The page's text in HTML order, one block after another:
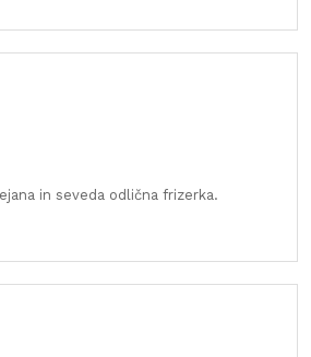
in seveda odlična frizerka.